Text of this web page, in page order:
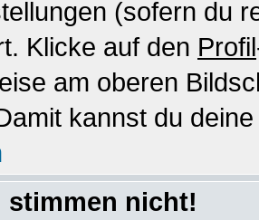
(sofern du
Klicke auf den Profil
am oberen
kannst du
stimmen nicht!